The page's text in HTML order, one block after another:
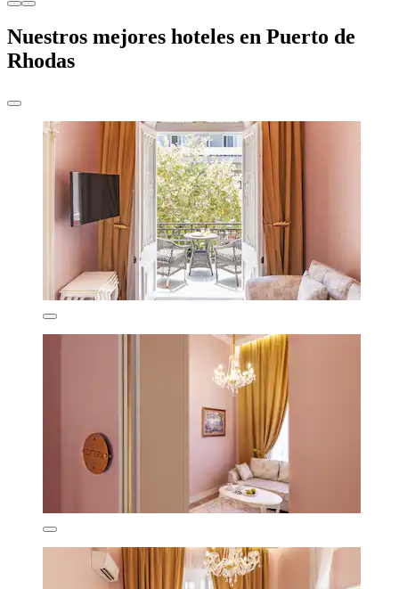
Nuestros mejores hoteles en Puerto de
Rhodas